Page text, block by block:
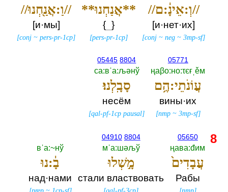
//וְ:אֵינָ֔:ם//
[и·нет·их]
[conj ~neg ~3mp-sf]
**אֲנַחְנוּ**
{ _}
[pers-pr-1cp]
//וַ:אֲנַ֖חְנוּ//
[и·мы]
[conj ~pers-pr-1cp]
05771
ңаβо:но:τєғˌěм
עֲוֹנֹתֵי:הֶ֥ם
вины·их
[nmp~ 3mp-sf]
05445 8804
са:вˈа:љәнў
סָבָֽלְנוּ׃
несём
[qal-pf-1cp pausal]
05650
ңава:đим
עֲבָדִים֙
Рабы
04910 8804
мˈа:шәљў
מָ֣שְׁלוּ
стали властвовать
вˈа:~нў
בָ֔:נוּ
над·нами
8